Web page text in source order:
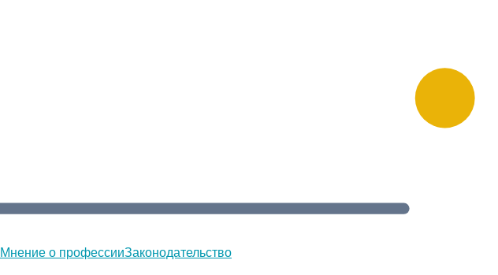
Мнение о профессииЗаконодательство